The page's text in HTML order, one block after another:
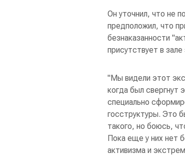
Он уточнил, что не
предположил, что
безнаказанности
присутствует в зале
"Мы видели этот
когда был
специально
госструктуры. Это
такого, но боюсь,
Пока еще у них нет
активизма и